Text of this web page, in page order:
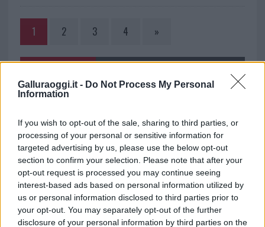
Galluraoggi.it - Do Not Process My Personal
Information
If you wish to opt-out of the sale, sharing to third parties, or
processing of your personal or sensitive information for
targeted advertising by us, please use the below opt-out
section to confirm your selection. Please note that after your
opt-out request is processed you may continue seeing
interest-based ads based on personal information utilized by
us or personal information disclosed to third parties prior to
your opt-out. You may separately opt-out of the further
disclosure of your personal information by third parties on the
1 2 3 4 »
Costa Smeralda
Porto Rotondo ospita la grande sfida della vela
nell’estate 2026
Controlli all’aeroporto di Olbia, sequestrati